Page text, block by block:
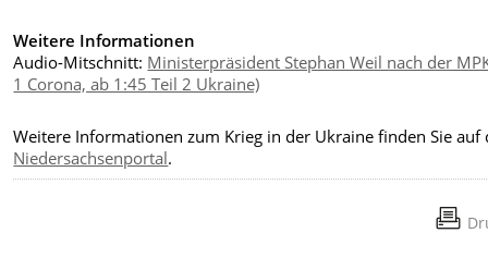
Weitere Informationen
Audio-Mitschnitt: Ministerpräsident Stephan Weil nach der
1 Corona, ab 1:45 Teil 2 Ukraine)
Weitere Informationen zum Krieg in der Ukraine finden Sie auf
Niedersachsenportal.